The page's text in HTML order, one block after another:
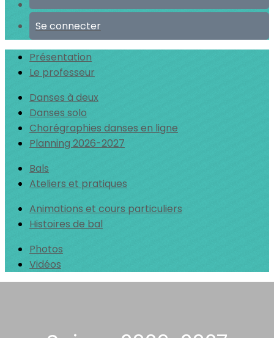
Se connecter
Présentation
Le professeur
Danses à deux
Danses solo
Chorégraphies danses en ligne
Planning 2026-2027
Bals
Ateliers et pratiques
Animations et cours particuliers
Histoires de bal
Photos
Vidéos